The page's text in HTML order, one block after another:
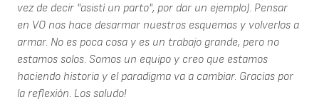
vez de decir "asistí un parto", por dar un ejemplo). Pensar
en VO nos hace desarmar nuestros esquemas y volverlos a
armar. No es poca cosa y es un trabajo grande, pero no
estamos solos. Somos un equipo y creo que estamos
haciendo historia y el paradigma va a cambiar. Gracias por
la reflexión. Los saludo!